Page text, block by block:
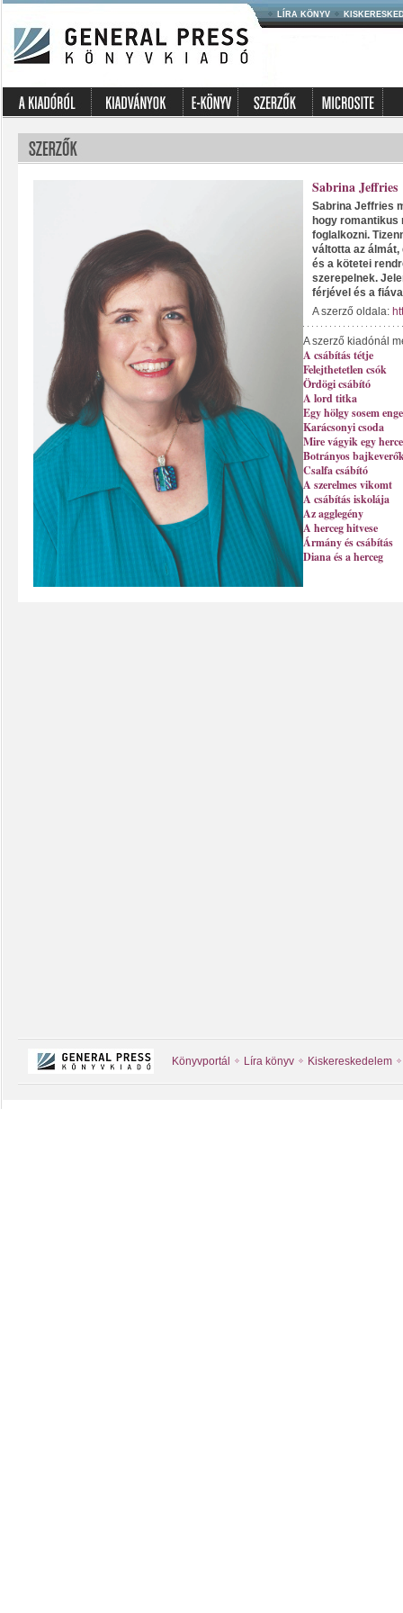
LÍRA KÖNYV
Sabrina Jeffries
Sabrina Jeffries
hogy
foglalkozni.
váltotta az álmát,
és a kötetei
szerepelnek.
férjével és a
A szerző oldala:
A szerző kiadónál
A csábítás tétje
Felejthetetlen csók
Ördögi csábító
A lord titka
Egy hölgy sosem
Karácsonyi csoda
Mire vágyik egy
Botrányos
Csalfa csábító
A szerelmes vikomt
A csábítás iskolája
Az agglegény
A herceg hitvese
Ármány és csábítás
Diana és a herceg
Könyvportál Líra könyv Kiskereskedelem